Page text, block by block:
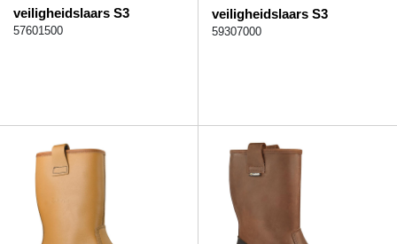
veiligheidslaars S3
57601500
veiligheidslaars S3
59307000